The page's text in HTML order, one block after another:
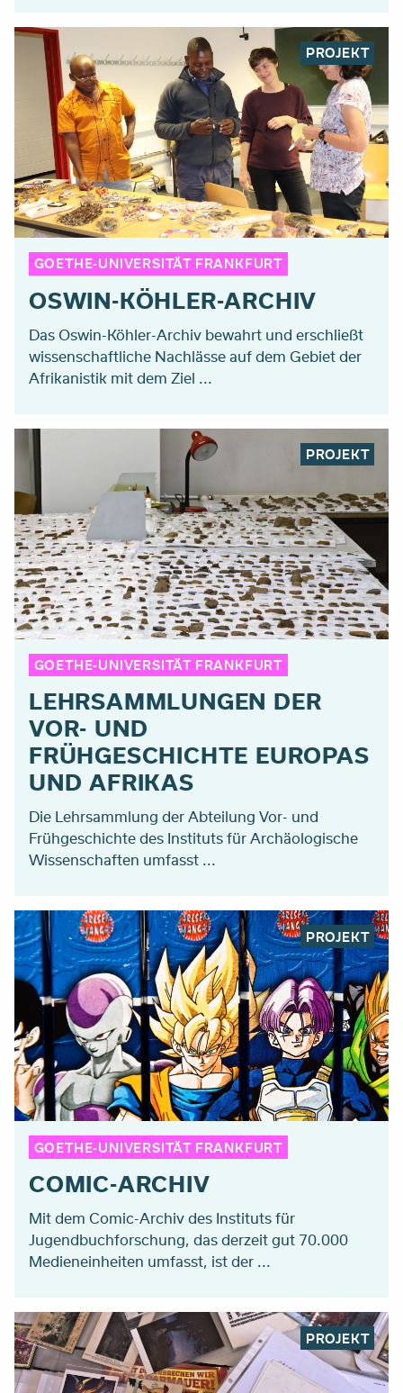
PROJEKT
GOETHE-UNIVERSITÄT FRANKFURT
OSWIN-KÖHLER-ARCHIV
Das Oswin-Köhler-Archiv bewahrt und erschließt
wissenschaftliche Nachlässe auf dem Gebiet der
Afrikanistik mit dem Ziel ...
PROJEKT
GOETHE-UNIVERSITÄT FRANKFURT
LEHRSAMMLUNGEN DER
VOR- UND
FRÜHGESCHICHTE EUROPAS
UND AFRIKAS
Die Lehrsammlung der Abteilung Vor- und
Frühgeschichte des Instituts für Archäologische
Wissenschaften umfasst ...
PROJEKT
GOETHE-UNIVERSITÄT FRANKFURT
COMIC-ARCHIV
Mit dem Comic-Archiv des Instituts für
Jugendbuchforschung, das derzeit gut 70.000
Medieneinheiten umfasst, ist der ...
PROJEKT